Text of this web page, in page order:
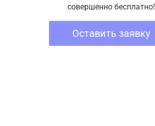
совершенно бесплатно!
Оставить заявку